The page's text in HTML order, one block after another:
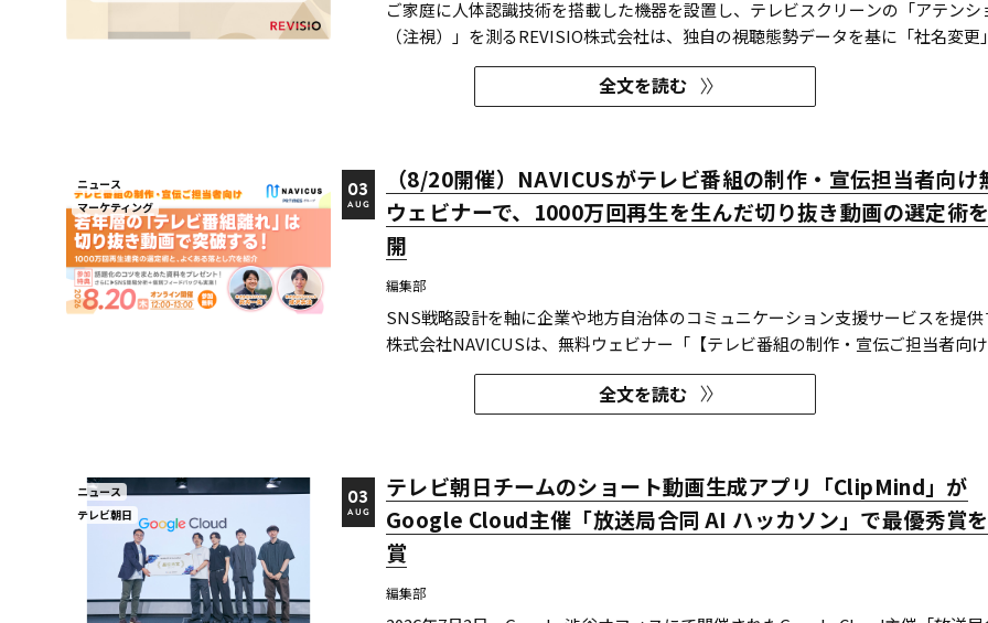
ご家庭に人体認識技術を搭載した機器を設置し、テレビスクリーンの「アテンシ
（注視）」を測るREVISIO株式会社は、独自の視聴態勢データを基に「社名変更
つわるCMを分析した結果を公開した。 分析結果の詳細は、お役立ち資料『定量データ
で分析! 「新社名」認知を狙う！～ 社名変更CMを出稿タイミング×クリエイティ
全文を読む
ニュース
マーケティング
（8/20開催）NAVICUSがテレビ番組の制作・宣伝担当者向け
ウェビナーで、1000万回再生を生んだ切り抜き動画の選定術
開
編集部
03
AUG
SNS戦略設計を軸に企業や地方自治体のコミュニケーション支援サービスを提供
株式会社NAVICUSは、無料ウェビナー「【テレビ番組の制作・宣伝ご担当者向
年層の『テレビ番組離れ』は切り抜き動画で突破する！1000万回再生連発の選定術
と、よくある落とし穴を紹介」を、2026年8月20日（木）に開催する。 同ウェビナーで
全文を読む
ニュース
テレビ朝日
テレビ朝日チームのショート動画生成アプリ「ClipMind」が
Google Cloud主催「放送局合同 AI ハッカソン」で最優秀賞
賞
編集部
03
AUG